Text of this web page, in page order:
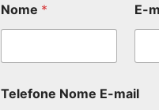
Nome * E-
Telefone Nome E-mail